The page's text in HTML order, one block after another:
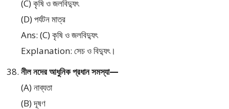
(C) কৃষি ও জলবিদ্যুৎ
(D) পর্যটন মাত্র
Ans: (C) কৃষি ও জলবিদ্যুৎ
Explanation: সেচ ও বিদ্যুৎ।
নীল নদের আধুনিক প্রধান সমস্যা—
(A) নাব্যতা
(B) দূষণ